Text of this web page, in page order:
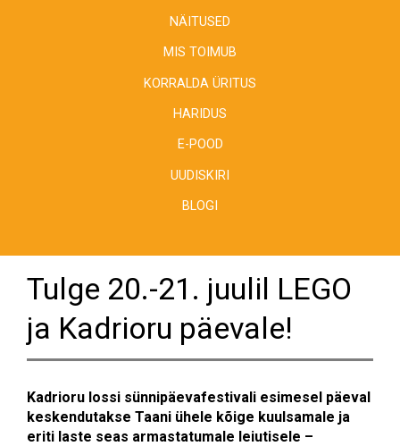
NÄITUSED
MIS TOIMUB
KORRALDA ÜRITUS
HARIDUS
E-POOD
UUDISKIRI
BLOGI
Tulge 20.-21. juulil LEGO
ja Kadrioru päevale!
Kadrioru lossi sünnipäevafestivali esimesel päeval
keskendutakse Taani ühele kõige kuulsamale ja
eriti laste seas armastatumale leiutisele –